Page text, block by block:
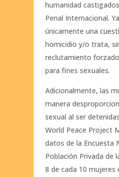
humanidad
Penal Internacional.
únicamente una
homicidio y/o trata,
reclutamiento
para fines sexuales.
Adicionalmente, las
manera
sexual al ser
World Peace Project
datos de la Encuesta
Población Privada de
8 de cada 10 mujeres